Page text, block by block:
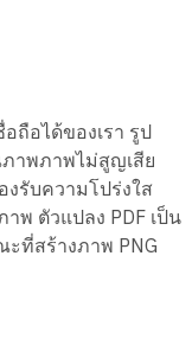
ถือได้ของเรา รูป
าพภาพไม่สูญเสีย
งรับความโปร่งใส
พ ตัวแปลง PDF เป็น
ที่สร้างภาพ PNG